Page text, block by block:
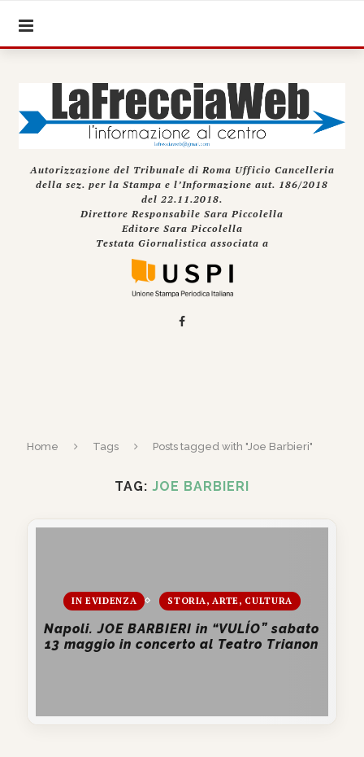
Autorizzazione del Tribunale di Roma Ufficio Cancelleria
della sez. per la Stampa e l’Informazione aut. 186/2018
del 22.11.2018.
Direttore Responsabile Sara Piccolella
Editore Sara Piccolella
Testata Giornalistica associata a
Home Tags Posts tagged with "Joe Barbieri"
TAG: JOE BARBIERI
IN EVIDENZA STORIA, ARTE, CULTURA
Napoli. JOE BARBIERI in “VULÍO” sabato
13 maggio in concerto al Teatro Trianon